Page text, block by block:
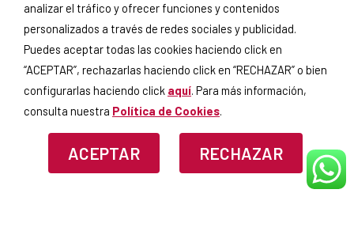
Si continúas, aceptas lapolítica
de privacidad.
analizar el tráfico y ofrecer funciones y contenidos
personalizados a través de redes sociales y publicidad.
Puedes aceptar todas las cookies haciendo click en
“ACEPTAR”, rechazarlas haciendo click en “RECHAZAR” o bien
configurarlas haciendo click aquí. Para más información,
consulta nuestra Política de Cookies.
ACEPTAR RECHAZAR